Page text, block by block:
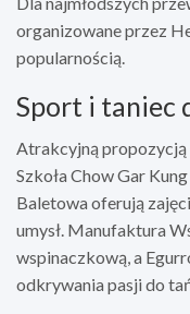
organizowane przez
popularnością.
Sport i taniec
Atrakcyjną propozycją
Szkoła Chow Gar
Baletowa oferują
umysł. Manufaktura
wspinaczkową, a
odkrywania pasji do